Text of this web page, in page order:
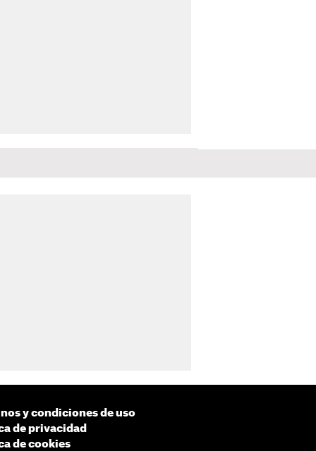
y condiciones de uso
de privacidad
de cookies